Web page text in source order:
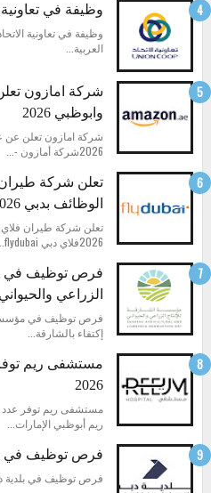
وظيفة في تعاونية
العربية...
شركة امازون
وابوظبي 2026
شركة امازون تعلن عن
2026شركة أمازون -...
تعلن شركة
الوظائف بدبي 2026
تعلن شركة طيران
2026فلاي دبي flydubai...
فرص توظيف في
الزراعي والحيواني
فرص توظيف في مؤسسة
إكتفاء بالشارقة...
مستشفى ريم
2026
ريم أبوظبي الإمارات...
فرص توظيف في
فرص توظيف في بلدية دبي 2026بلدية دبي الامارات